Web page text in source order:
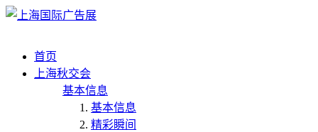
首页
上海秋交会
基本信息
基本信息
精彩瞬间